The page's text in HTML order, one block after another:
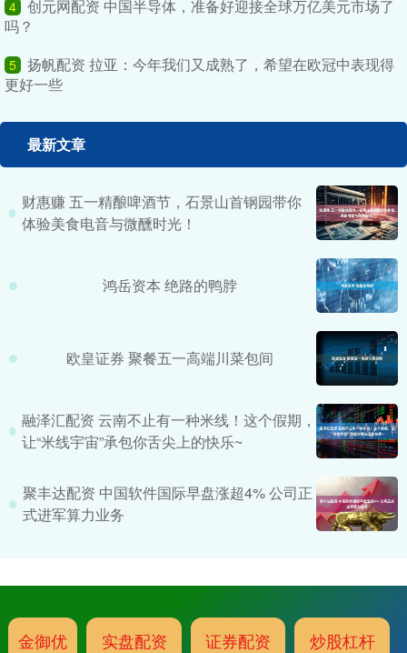
4 创元网配资 中国半导体，准备好迎接全球万亿美元市场了
吗？
5 扬帆配资 拉亚：今年我们又成熟了，希望在欧冠中表现得
更好一些
最新文章
财惠赚 五一精酿啤酒节，石景山首钢园带你
体验美食电音与微醺时光！
鸿岳资本 绝路的鸭脖
欧皇证券 聚餐五一高端川菜包间
融泽汇配资 云南不止有一种米线！这个假期，
让“米线宇宙”承包你舌尖上的快乐~
聚丰达配资 中国软件国际早盘涨超4% 公司正
式进军算力业务
金御优 实盘配资 证券配资 炒股杠杆